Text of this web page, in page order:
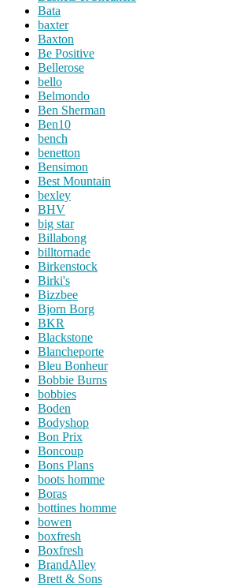
Bata
baxter
Baxton
Be Positive
Bellerose
bello
Belmondo
Ben Sherman
Ben10
bench
benetton
Bensimon
Best Mountain
bexley
BHV
big star
Billabong
billtornade
Birkenstock
Birki's
Bizzbee
Bjorn Borg
BKR
Blackstone
Blancheporte
Bleu Bonheur
Bobbie Burns
bobbies
Boden
Bodyshop
Bon Prix
Boncoup
Bons Plans
boots homme
Boras
bottines homme
bowen
boxfresh
Boxfresh
BrandAlley
Brett & Sons